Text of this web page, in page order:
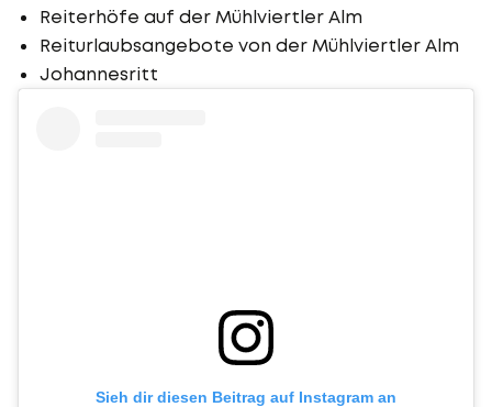
Reiterhöfe auf der Mühlviertler Alm
Reiturlaubsangebote von der Mühlviertler Alm
Johannesritt
Sieh dir diesen Beitrag auf Instagram an